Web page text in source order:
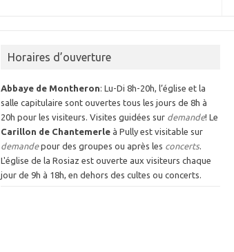
Horaires d’ouverture
Abbaye de Montheron: Lu-Di 8h-20h, l’église et la
salle capitulaire sont ouvertes tous les jours de 8h à
20h pour les visiteurs. Visites guidées sur demande! Le
Carillon de Chantemerleà Pully est visitable sur
demandepour des groupes ou après les concerts.
L'église de la Rosiaz est ouverte aux visiteurs chaque
jour de 9h à 18h, en dehors des cultes ou concerts.